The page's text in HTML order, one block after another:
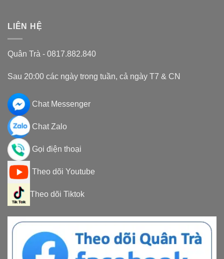
LIÊN HỆ
Quân Trà - 0817.882.840
Sau 20:00 các ngày trong tuần, cả ngày T7 & CN
Chat Messenger
Chat Zalo
Gọi điện thoại
Theo dõi Youtube
Theo dõi Tiktok